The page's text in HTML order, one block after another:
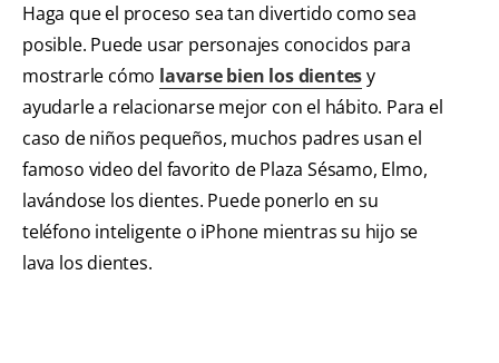
Haga que el proceso sea tan divertido como sea
posible. Puede usar personajes conocidos para
mostrarle cómo lavarse bien los dientesy
ayudarle a relacionarse mejor con el hábito. Para el
caso de niños pequeños, muchos padres usan el
famoso video del favorito de Plaza Sésamo, Elmo,
lavándose los dientes. Puede ponerlo en su
teléfono inteligente o iPhone mientras su hijo se
lava los dientes.